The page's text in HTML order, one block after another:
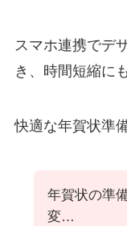
スマホ連携でデ
き、時間短縮に
快適な年賀状準
年賀状の準
変…